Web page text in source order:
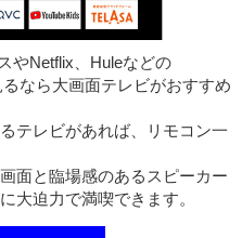
やNetflix、Huleなどの
なら大画面テレビがおすすめ
テレビがあれば、リモコン一
面と臨場感のあるスピーカー
大迫力で満喫できます。